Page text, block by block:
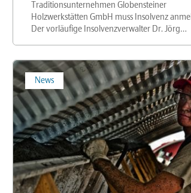
Traditionsunternehmen Globensteiner
Holzwerkstätten GmbH muss Insolvenz
Der vorläufige Insolvenzverwalter Dr. Jörg…
News